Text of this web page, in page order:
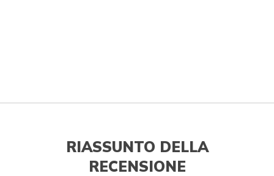
RIASSUNTO DELLA
RECENSIONE